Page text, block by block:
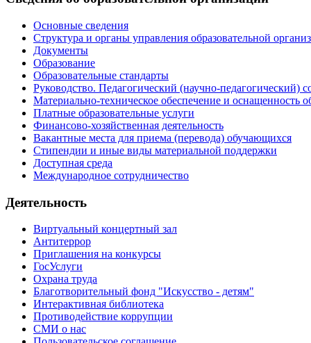
Основные сведения
Структура и органы управления образовательной
Документы
Образование
Образовательные стандарты
Руководство. Педагогический (научно-педагогический)
Материально-техническое обеспечение и оснащенность
Платные образовательные услуги
Финансово-хозяйственная деятельность
Вакантные места для приема (перевода) обучающихся
Стипендии и иные виды материальной поддержки
Доступная среда
Международное сотрудничество
Деятельность
Виртуальный концертный зал
Антитеррор
Приглашения на конкурсы
ГосУслуги
Охрана труда
Благотворительный фонд "Искусство - детям"
Интерактивная библиотека
Противодействие коррупции
СМИ о нас